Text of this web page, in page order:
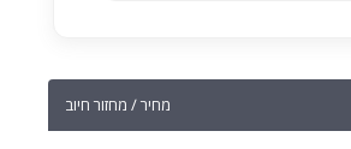
מחיר / מחזור חיוב